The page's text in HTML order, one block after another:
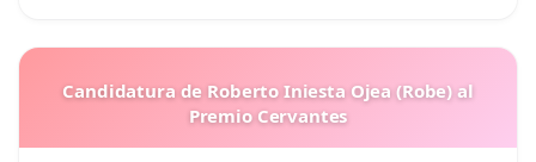
Candidatura de Roberto Iniesta Ojea (Robe) al
Premio Cervantes